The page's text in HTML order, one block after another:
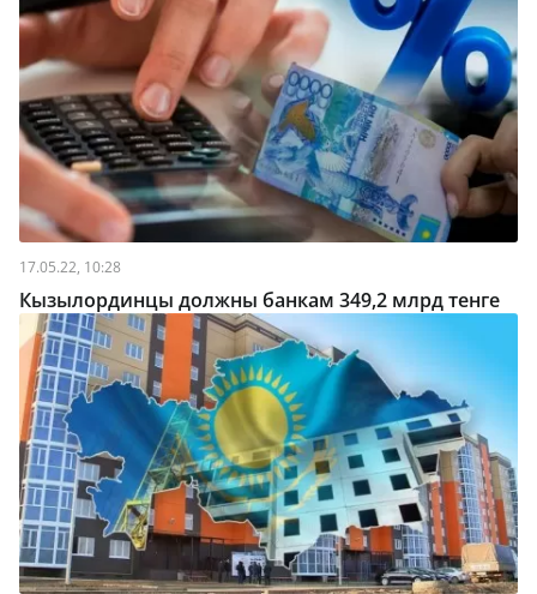
17.05.22, 10:28
Кызылординцы должны банкам 349,2 млрд тенге